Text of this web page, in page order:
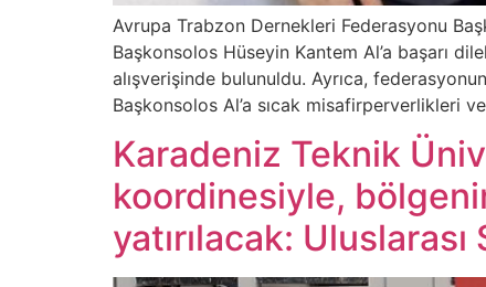
Avrupa Trabzon Dernekleri Federasyonu
Başkonsolos Hüseyin Kantem Al’a başarı
alışverişinde bulunuldu. Ayrıca,
Başkonsolos Al’a sıcak misafirperverlikleri
Karadeniz Teknik
koordinesiyle,
yatırılacak: